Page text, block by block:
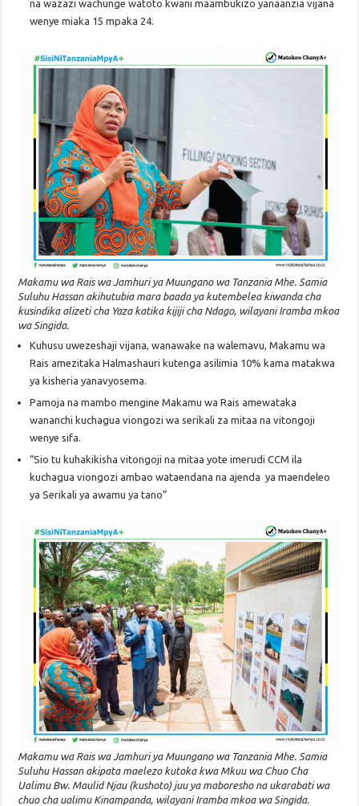
na wazazi wachunge watoto kwani maambukizo yanaanzia vijana
wenye miaka 15 mpaka 24.
Makamu wa Rais wa Jamhuri ya Muungano wa Tanzania Mhe. Samia
Suluhu Hassan akihutubia mara baada ya kutembelea kiwanda cha
kusindika alizeti cha Yaza katika kijiji cha Ndago, wilayani Iramba mkoa
wa Singida.
Kuhusu uwezeshaji vijana, wanawake na walemavu, Makamu wa
Rais amezitaka Halmashauri kutenga asilimia 10% kama matakwa
ya kisheria yanavyosema.
Pamoja na mambo mengine Makamu wa Rais amewataka
wananchi kuchagua viongozi wa serikali za mitaa na vitongoji
wenye sifa.
“Sio tu kuhakikisha vitongoji na mitaa yote imerudi CCM ila
kuchagua viongozi ambao wataendana na ajenda ya maendeleo
ya Serikali ya awamu ya tano”
Makamu wa Rais wa Jamhuri ya Muungano wa Tanzania Mhe. Samia
Suluhu Hassan akipata maelezo kutoka kwa Mkuu wa Chuo Cha
Ualimu Bw. Maulid Njau (kushoto) juu ya maboresho na ukarabati wa
chuo cha ualimu Kinampanda, wilayani Iramba mkoa wa Singida.